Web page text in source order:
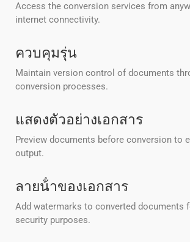
Access the conversion services from
internet connectivity.
ควบคุมรุ่น
Maintain version control of documents
conversion processes.
แสดงตัวอย่างเอกสาร
Preview documents before conversion to
output.
ลายน้ําของเอกสาร
Add watermarks to converted documents
security purposes.